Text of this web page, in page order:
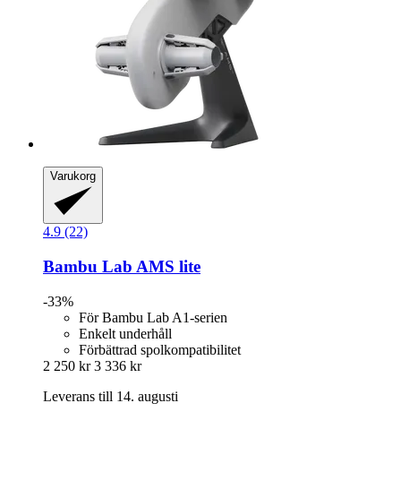
Varukorg
4.9 (22)
Bambu Lab AMS lite
-33%
För Bambu Lab A1-serien
Enkelt underhåll
Förbättrad spolkompatibilitet
2 250 kr 3 336 kr
Leverans till 14. augusti